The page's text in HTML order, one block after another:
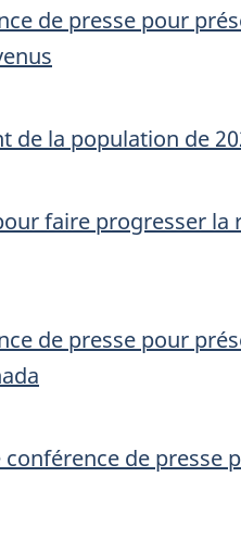
de presse pour
la population de
faire progresser
de presse pour
de